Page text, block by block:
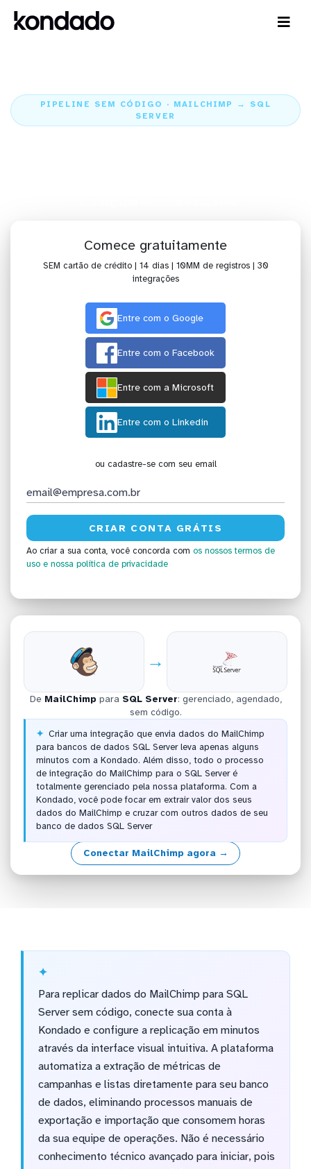
PIPELINE SEM CÓDIGO · MAILCHIMP → SQL
SERVER
Comece gratuitamente
SEM cartão de crédito | 14 dias | 10MM de registros | 30
integrações
Entre com o Google
Entre com o Facebook
Entre com a Microsoft
Entre com o Linkedin
ou cadastre-se com seu email
Ao criar a sua conta, você concorda com os nossos termos de
uso e nossa política de privacidade
→
De MailChimp para SQL Server: gerenciado, agendado,
sem código.
Criar uma integração que envia dados do MailChimp
para bancos de dados SQL Server leva apenas alguns
minutos com a Kondado. Além disso, todo o processo
de integração do MailChimp para o SQL Server é
totalmente gerenciado pela nossa plataforma. Com a
Kondado, você pode focar em extrair valor dos seus
dados do MailChimp e cruzar com outros dados de seu
banco de dados SQL Server
Conectar MailChimp agora →
Para replicar dados do MailChimp para SQL
Server sem código, conecte sua conta à
Kondado e configure a replicação em minutos
através da interface visual intuitiva. A plataforma
automatiza a extração de métricas de
campanhas e listas diretamente para seu banco
de dados, eliminando processos manuais de
exportação e importação que consomem horas
da sua equipe de operações. Não é necessário
conhecimento técnico avançado para iniciar, pois